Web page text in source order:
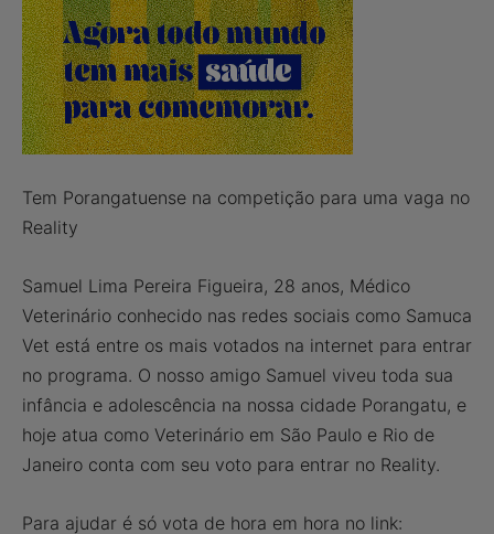
Tem Porangatuense na competição para uma vaga no
Reality
Samuel Lima Pereira Figueira, 28 anos, Médico
Veterinário conhecido nas redes sociais como Samuca
Vet está entre os mais votados na internet para entrar
no programa. O nosso amigo Samuel viveu toda sua
infância e adolescência na nossa cidade Porangatu, e
hoje atua como Veterinário em São Paulo e Rio de
Janeiro conta com seu voto para entrar no Reality.
Para ajudar é só vota de hora em hora no link: